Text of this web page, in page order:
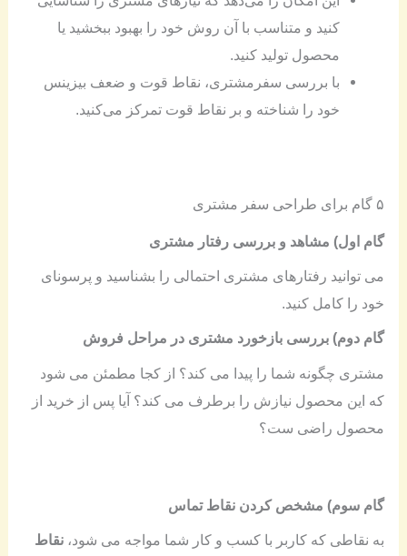
کنید و متناسب با آن روش خود را بهبود ببخشید یا
محصول تولید کنید.
با بررسی سفرمشتری، نقاط قوت و ضعف بیزینس
خود را شناخته و بر نقاط قوت تمرکز می‌کنید.
۵ گام برای طراحی سفر مشتری
گام اول) مشاهد و بررسی رفتار مشتری
می توانید رفتارهای مشتری احتمالی را بشناسید و پرسونای
خود را کامل کنید.
گام دوم) بررسی بازخورد مشتری در مراحل فروش
مشتری چگونه شما را پیدا می کند؟ از کجا مطمئن می شود
که این محصول نیازش را برطرف می کند؟ آیا پس از خرید از
محصول راضی ست؟
گام سوم) مشخص کردن نقاط تماس
به نقاطی که کاربر با کسب و کار شما مواجه می شود،نقاط